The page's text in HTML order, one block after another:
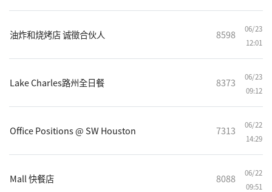
油炸和烧烤店 诚徵合伙人 8598
06/23
12:01
Lake Charles路州全日餐 8373
06/23
09:12
Office Positions @ SW Houston 7313
06/22
14:29
Mall 快餐店 8088
06/22
09:51